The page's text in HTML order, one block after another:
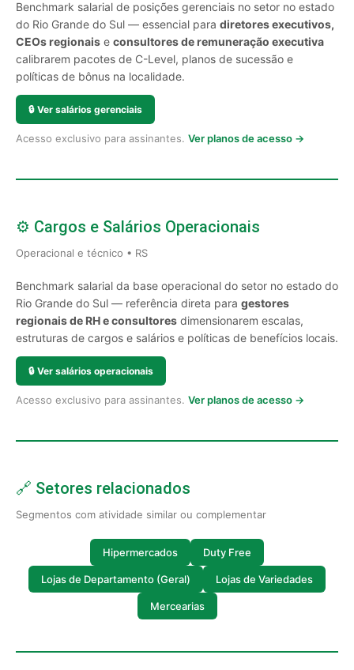
Benchmark salarial de posições gerenciais no setor no estado
do Rio Grande do Sul — essencial para diretores executivos,
CEOs regionais e consultores de remuneração executiva
calibrarem pacotes de C-Level, planos de sucessão e
políticas de bônus na localidade.
🔒 Ver salários gerenciais
Acesso exclusivo para assinantes. Ver planos de acesso →
⚙️ Cargos e Salários Operacionais
Operacional e técnico • RS
Benchmark salarial da base operacional do setor no estado do
Rio Grande do Sul — referência direta para gestores
regionais de RH e consultores dimensionarem escalas,
estruturas de cargos e salários e políticas de benefícios locais.
🔒 Ver salários operacionais
Acesso exclusivo para assinantes. Ver planos de acesso →
🔗 Setores relacionados
Segmentos com atividade similar ou complementar
Hipermercados Duty Free
Lojas de Departamento (Geral) Lojas de Variedades
Mercearias